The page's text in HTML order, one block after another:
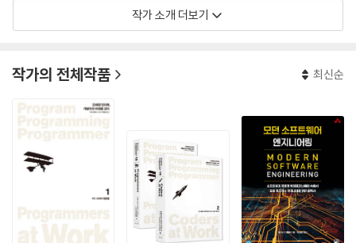
교육과 세미나도 지속적으로 진행하고 있다.
작가 소개 더보기
작가의 전체작품 최신순